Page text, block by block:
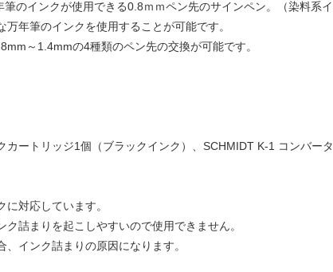
のインクが使用できる0.8ｍｍペン先のサインペン。（染料系
年筆のインクを使用することが可能です。
～1.4mmの4種類のペン先の交換が可能です。
カートリッジ1個（ブラックインク）、SCHMIDT K-1 コンバー
対応しています。
詰まりを起こしやすいので使用できません。
インク詰まりの原因になります。